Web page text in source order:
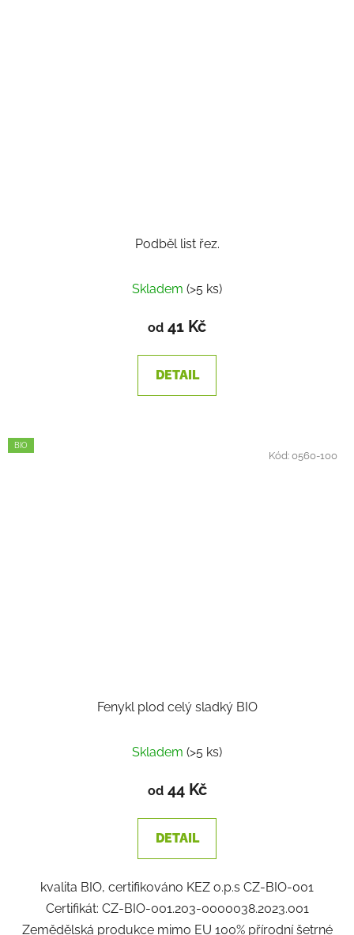
Podběl list řez.
Skladem (>5 ks)
od 41 Kč
DETAIL
BIO
Fenykl plod celý sladký BIO
Skladem (>5 ks)
od44 Kč
DETAIL
kvalita BIO, certifikováno KEZ o.p.s CZ-BIO-001
Certifikát: CZ-BIO-001.203-0000038.2023.001
Zemědělská produkce mimo EU 100% přírodní šetrné
Kód:0560-100